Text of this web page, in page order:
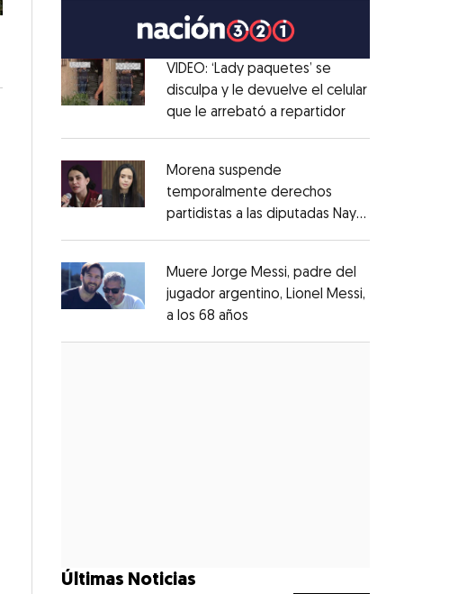
Opens in new window
VIDEO: ‘Lady paquetes’ se
disculpa y le devuelve el celular
que le arrebató a repartidorOpens in new
Opens in new window
Morena suspende
temporalmente derechos
partidistas a las diputadas Nay
Opens in new window
Muere Jorge Messi, padre del
jugador argentino, Lionel Messi,
a los 68 años
Últimas Noticias